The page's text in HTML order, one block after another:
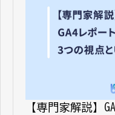
サ
【専門家解説】